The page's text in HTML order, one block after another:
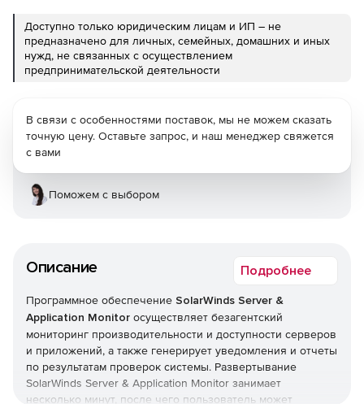
Доступно только юридическим лицам и ИП – не
предназначено для личных, семейных, домашних и иных
нужд, не связанных с осуществлением
предпринимательской деятельности
Описание Подробнее
Программное обеспечение SolarWinds Server &
Application Monitor осуществляет безагентский
мониторинг производительности и доступности серверов
и приложений, а также генерирует уведомления и отчеты
по результатам проверок системы. Развертывание
SolarWinds Server & Application Monitor занимает
несколько минут, после чего пользователь может
В связи с особенностями поставок, мы не можем сказать
точную цену. Оставьте запрос, и наш менеджер свяжется
с вами
Поможем с выбором